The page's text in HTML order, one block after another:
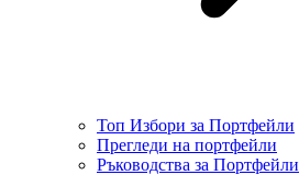
Топ Избори за Портфейли
Прегледи на портфейли
Ръководства за Портфейли